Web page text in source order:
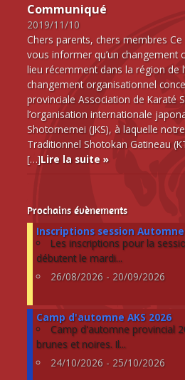
Communiqué
2019/11/10
Chers parents, chers membres
vous informer qu’un changement
lieu récemment dans la région de
changement organisationnel
provinciale Association de Karaté
l’organisation internationale
Shotornemei (JKS), à laquelle
Traditionnel Shotokan Gatineau
[…]Lire la suite »
Prochains évènements
Inscriptions session Automne
Les inscriptions pour la
débutent le mardi...
26/08/2026 - 20/09/2026
Camp d'automne AKS 2026
Camp d'automne provincial
brunes et noires. Il...
24/10/2026 - 25/10/2026